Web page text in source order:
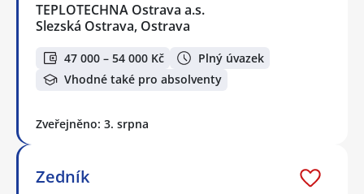
TEPLOTECHNA Ostrava a.s.
Slezská Ostrava, Ostrava
47 000 – 54 000 Kč
Plný úvazek
Vhodné také pro absolventy
Zveřejněno: 3. srpna
Zedník